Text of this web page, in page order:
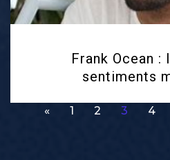
Frank Ocean :
sentiments
« 1 2 3 4